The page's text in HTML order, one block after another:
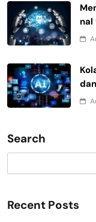
nal
Search
Recent Posts